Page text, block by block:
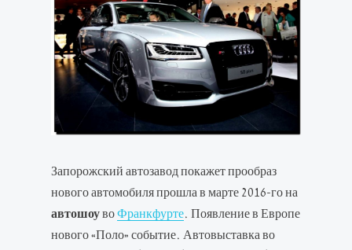
Запорожский автозавод покажет прообраз
нового автомобиля прошла в марте 2016-го на
автошоувоФранкфурте. Появление в Европе
нового «Поло» событие. Автовыставка во